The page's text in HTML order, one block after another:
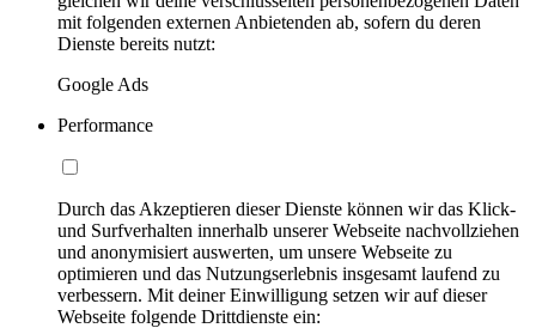
mit folgenden externen Anbietenden ab, sofern du deren
Dienste bereits nutzt:
Google Ads
Performance
Durch das Akzeptieren dieser Dienste können wir das Klick-
und Surfverhalten innerhalb unserer Webseite nachvollziehen
und anonymisiert auswerten, um unsere Webseite zu
optimieren und das Nutzungserlebnis insgesamt laufend zu
verbessern. Mit deiner Einwilligung setzen wir auf dieser
Webseite folgende Drittdienste ein: